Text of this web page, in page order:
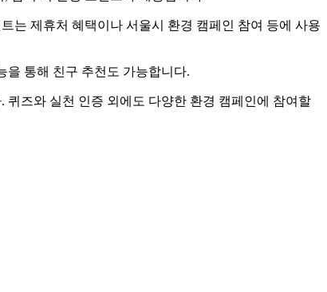
는 제휴처 혜택이나 서울시 환경 캠페인 참여 등에 사용
을 통해 친구 추천도 가능합니다.
즈와 실천 인증 외에도 다양한 환경 캠페인에 참여할